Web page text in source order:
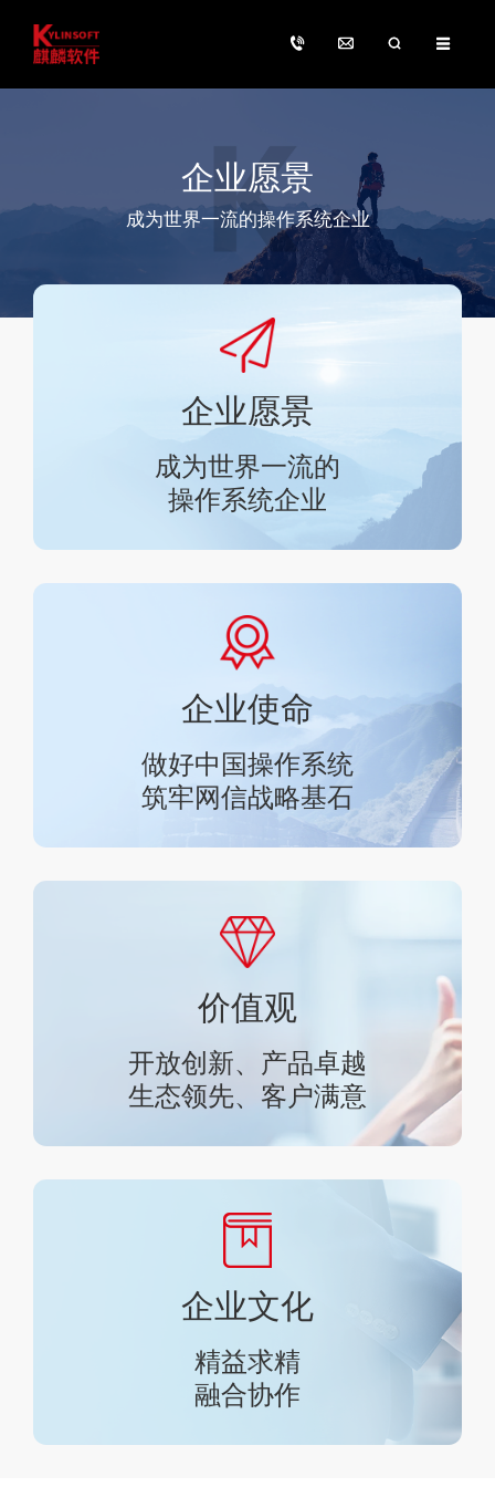
企业愿景
成为世界一流的操作系统企业
企业愿景
成为世界一流的
操作系统企业
企业使命
做好中国操作系统
筑牢网信战略基石
价值观
开放创新、产品卓越
生态领先、客户满意
企业文化
精益求精
融合协作